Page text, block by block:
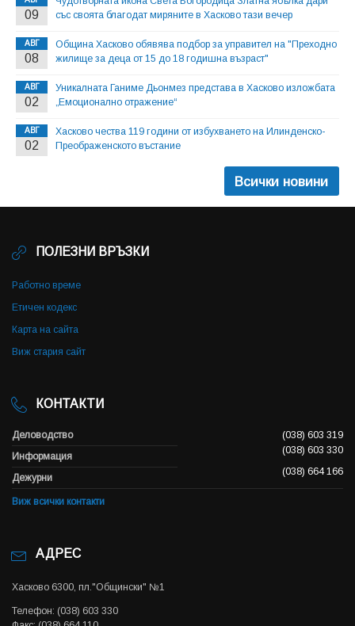
09
със своята благодат миряните в Хасково тази вечер
АВГ
08
Община Хасково обявява подбор за управител на "Преходно
жилище за деца от 15 до 18 годишна възраст"
АВГ
02
Уникалната Ганиме Дьонмез представа в Хасково изложбата
„Емоционално отражение“
АВГ
02
Хасково чества 119 години от избухването на Илинденско-
Преображенското въстание
Всички новини
ПОЛЕЗНИ ВРЪЗКИ
Работно време
Етичен кодекс
Карта на сайта
Виж стария сайт
КОНТАКТИ
Деловодство
(038) 603 319
Информация
(038) 603 330
Дежурни
(038) 664 166
Виж всички контакти
АДРЕС
Хасково 6300, пл."Общински" №1
Телефон: (038) 603 330